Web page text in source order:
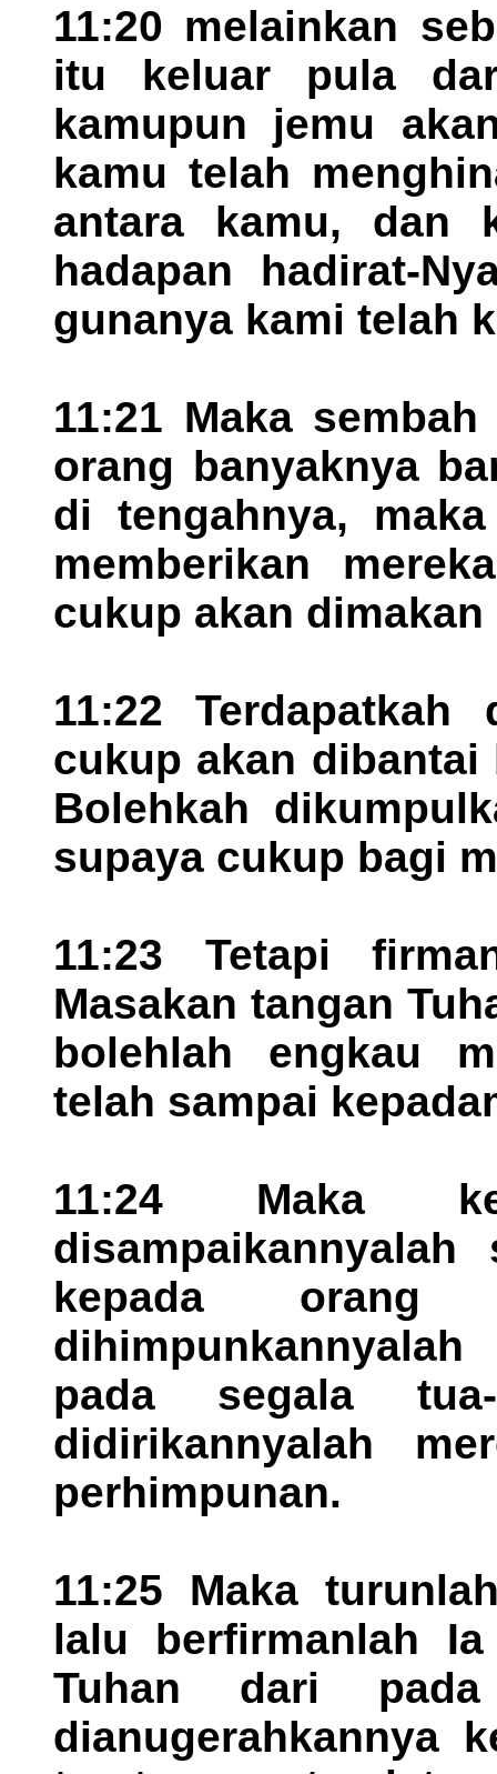
11:20 melainkan
itu keluar pula
kamupun jemu
kamu telah
antara kamu, dan
hadapan hadirat-
gunanya kami telah
11:21 Maka
orang banyaknya
di tengahnya,
memberikan
cukup akan
11:22
cukup akan
Bolehkah
supaya cukup bagi
11:23 Tetapi
Masakan tangan
bolehlah engkau
telah sampai
11:24 Maka
kepada
pada segala
didirikannyalah
perhimpunan.
11:25 Maka
lalu berfirmanlah
Tuhan dari
dianugerahkannya